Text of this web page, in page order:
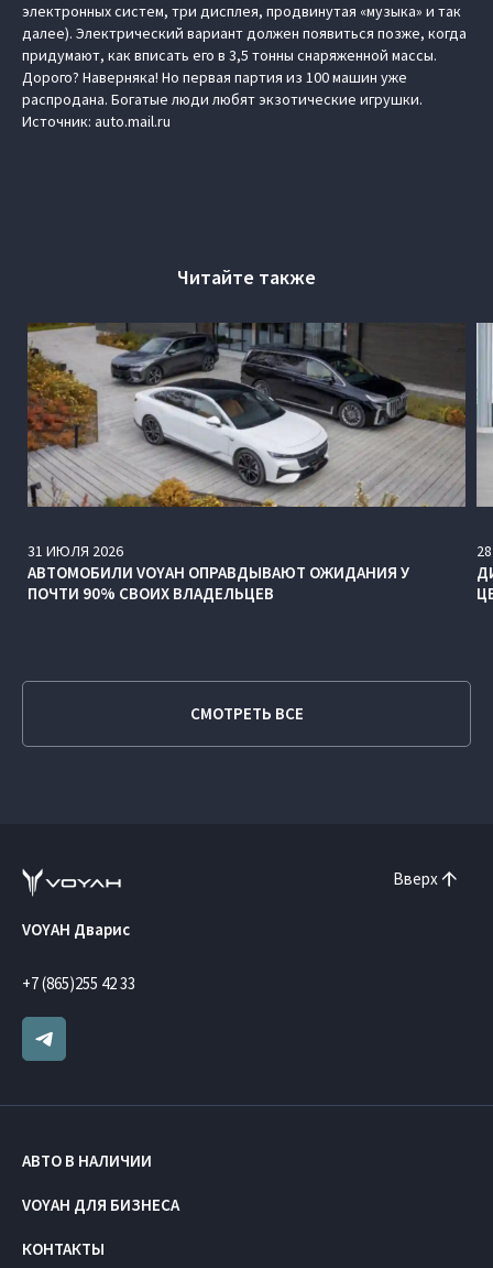
электронных систем, три дисплея, продвинутая «музыка» и так
далее). Электрический вариант должен появиться позже, когда
придумают, как вписать его в 3,5 тонны снаряженной массы.
Дорого? Наверняка! Но первая партия из 100 машин уже
распродана. Богатые люди любят экзотические игрушки.
Источник: auto.mail.ru
Читайте также
31 ИЮЛЯ 2026
АВТОМОБИЛИ VOYAH ОПРАВДЫВАЮТ ОЖИДАНИЯ У
ПОЧТИ 90% СВОИХ ВЛАДЕЛЬЦЕВ
28
СМОТРЕТЬ ВСЕ
Вверх
VOYAH Дварис
+7 (865)255 42 33
АВТО В НАЛИЧИИ
VOYAH ДЛЯ БИЗНЕСА
КОНТАКТЫ